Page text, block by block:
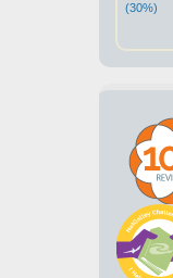
(30%)